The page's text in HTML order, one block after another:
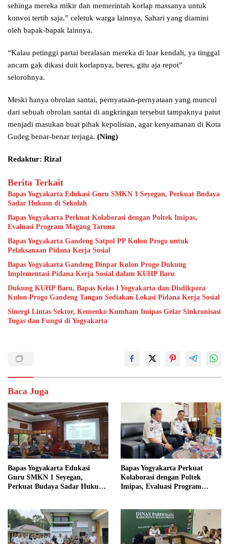
sehinga mereka mikir dan memerintah korlap massanya untuk
konvoi tertib saja,” celetuk warga lainnya, Sahari yang diamini
oleh bapak-bapak lainnya.
“Kalau petinggi partai beralasan mereka di luar kendali, ya tinggal
ancam gak dikasi duit korlapnya, beres, gitu aja repot”
selorohnya.
Meski hanya obrolan santai, pernyataan-pernyataan yang muncul
dari sebuah obrolan santai di angkringan tersebut tampaknya patut
menjadi masukan buat pihak kepolisian, agar kenyamanan di Kota
Gudeg benar-benar terjaga. (Ning)
Redaktur: Rizal
Berita Terkait
Bapas Yogyakarta Edukasi Guru SMKN 1 Seyegan, Perkuat Budaya
Sadar Hukum di Sekolah
Bapas Yogyakarta Perkuat Kolaborasi dengan Poltek Imipas,
Evaluasi Program Magang Taruna
Bapas Yogyakarta Gandeng Satpol PP Kulon Progo untuk
Pelaksanaan Pidana Kerja Sosial
Bapas Yogyakarta Gandeng Dinpar Kulon Progo Dukung
Implementasi Pidana Kerja Sosial dalam KUHP Baru
Dukung KUHP Baru, Bapas Kelas I Yogyakarta dan Disdikpora
Kulon Progo Gandeng Tangan Sediakan Lokasi Pidana Kerja Sosial
Sinergi Lintas Sektor, Kemenko Kumham Imipas Gelar Sinkronisasi
Tugas dan Fungsi di Yogyakarta
Baca Juga
Bapas Yogyakarta Edukasi
Guru SMKN 1 Seyegan,
Perkuat Budaya Sadar Hukum
Bapas Yogyakarta Perkuat
Kolaborasi dengan Poltek
Imipas, Evaluasi Program